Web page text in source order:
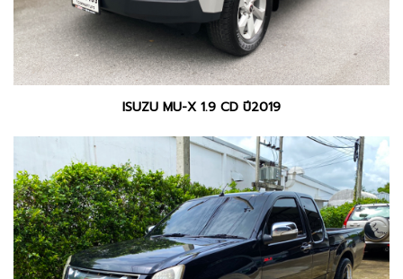
ISUZU MU-X 1.9 CD ปี2019